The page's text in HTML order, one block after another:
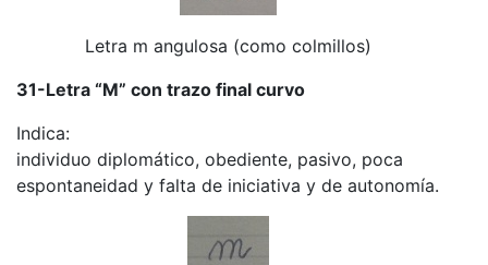
Letra m angulosa (como colmillos)
31-Letra “M” con trazo final curvo
Indica:
individuo diplomático, obediente, pasivo, poca
espontaneidad y falta de iniciativa y de autonomía.